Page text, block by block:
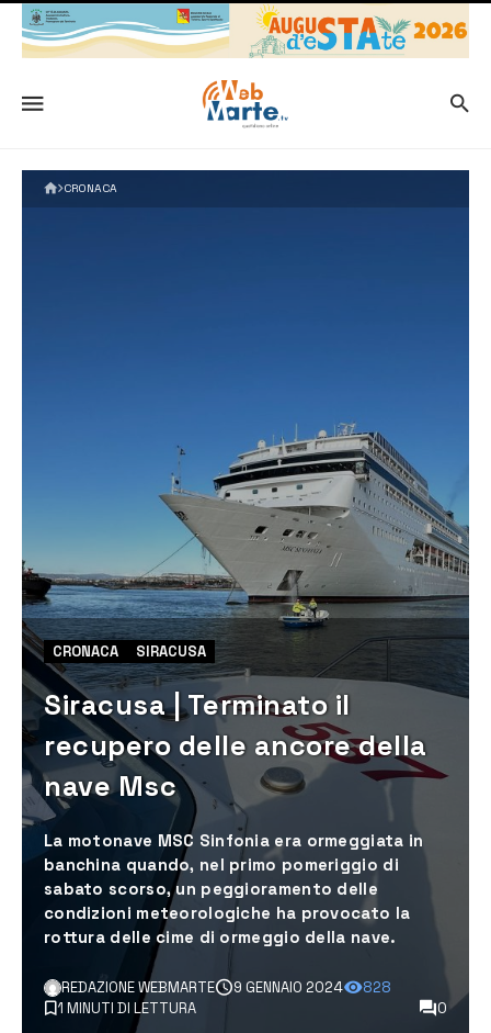
CRONACA
CRONACA SIRACUSA
Siracusa | Terminato il
recupero delle ancore della
nave Msc
La motonave MSC Sinfonia era ormeggiata in
banchina quando, nel primo pomeriggio di
sabato scorso, un peggioramento delle
condizioni meteorologiche ha provocato la
rottura delle cime di ormeggio della nave.
REDAZIONE WEBMARTE 9 GENNAIO 2024
828
1 MINUTI DI LETTURA
0